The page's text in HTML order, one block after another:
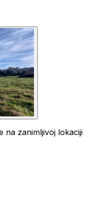
na zanimljivoj lokaciji